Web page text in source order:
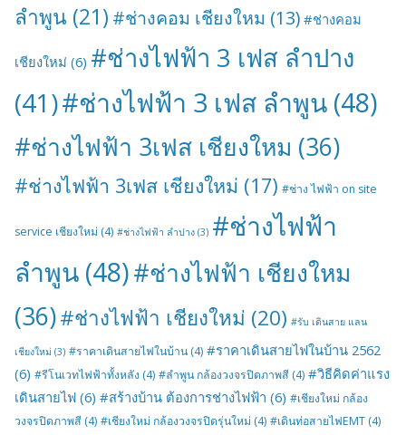
ลำพูน (21) #ช่างคอม เชียงใหม (13) #ช่างคอม
เชียงใหม่ (6) #ช่างไฟฟ้า 3 เฟส ลำปาง
(41)#ช่างไฟฟ้า 3 เฟส ลำพูน (48)
#ช่างไฟฟ้า 3เฟส เชียงใหม (36)
#ช่างไฟฟ้า 3เฟส เชียงใหม่ (17) #ช่าง ไฟฟ้า on site
service เชียงใหม่ (4) #ช่างไฟฟ้า ลำปาง (3) #ช่างไฟฟ้า
ลำพูน (48)#ช่างไฟฟ้า เชียงใหม
(36)#ช่างไฟฟ้า เชียงใหม่ (20) #รับ เดินสาย แลน
เชียงใหม่ (3) #ราคาเดินสายไฟในบ้าน (4) #ราคาเดินสายไฟในบ้าน 2562
(6) #รีโนเวทไฟฟ้าทั้งหลัง (4) #ลำพูน กล้องวงจรปิดภาพสี (4) #วิธีคิดค่าแรง
เดินสายไฟ (6) #สร้างบ้าน ต้องการช่างไฟฟ้า (6) #เชียงใหม่ กล้อง
วงจรปิดภาพสี (4) #เชียงใหม่ กล้องวงจรปิดรุ่นใหม่ (4) #เดินท่อสายไฟEMT (4)